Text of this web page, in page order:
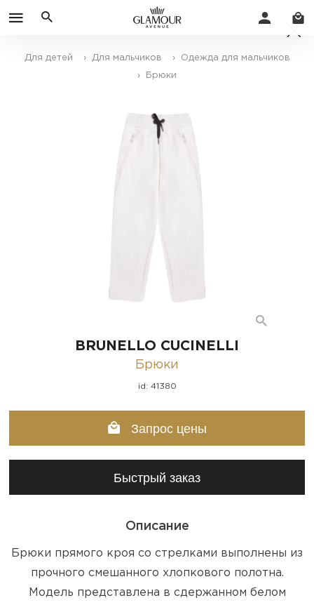
Для детей › Для мальчиков › Одежда для мальчиков
› Брюки
BRUNELLO CUCINELLI
Брюки
id: 41380
Запрос цены
Быстрый заказ
Описание
Брюки прямого кроя со стрелками выполнены из
прочного смешанного хлопкового полотна.
Модель представлена в сдержанном белом